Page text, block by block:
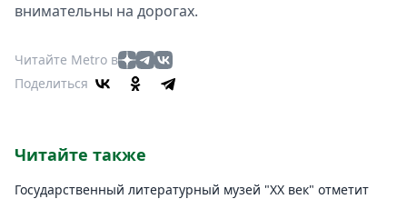
внимательны на дорогах.
Читайте Metro в
Поделиться
Читайте также
Государственный литературный музей "ХХ век" отметит